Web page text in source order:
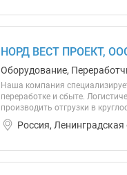
НОРД ВЕСТ ПРОЕКТ,
Оборудование,
Наша компания
переработке и сбыте.
производить отгрузки в
Россия, Ленинградская